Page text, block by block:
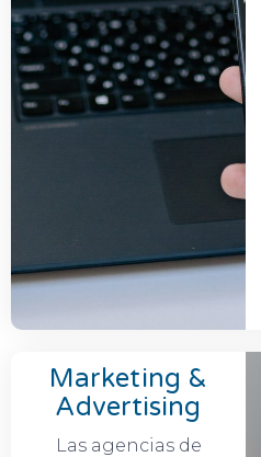
Marketing &
Advertising
Las agencias de